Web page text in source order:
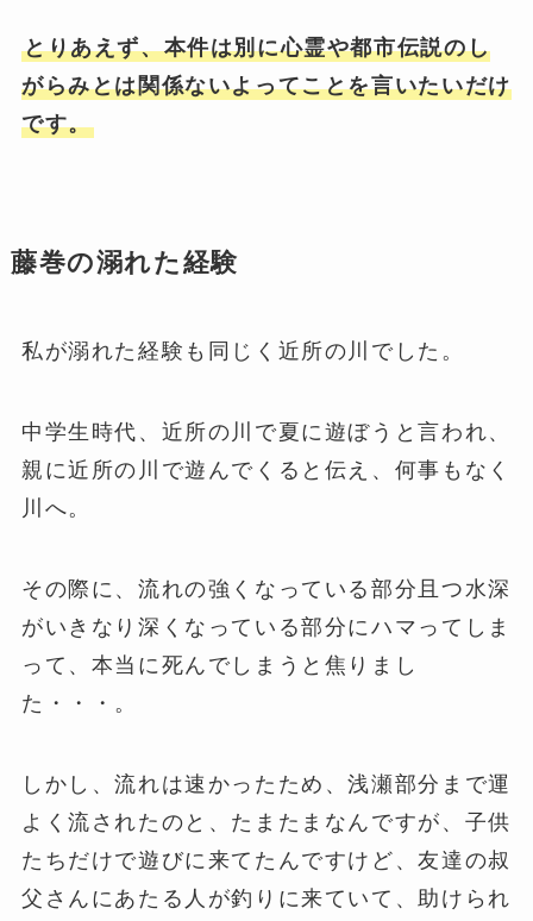
とりあえず、本件は別に心霊や都市伝説のし
がらみとは関係ないよってことを言いたいだけ
です。
藤巻の溺れた経験
私が溺れた経験も同じく近所の川でした。
中学生時代、近所の川で夏に遊ぼうと言われ、
親に近所の川で遊んでくると伝え、何事もなく
川へ。
その際に、流れの強くなっている部分且つ水深
がいきなり深くなっている部分にハマってしま
って、本当に死んでしまうと焦りまし
た・・・。
しかし、流れは速かったため、浅瀬部分まで運
よく流されたのと、たまたまなんですが、子供
たちだけで遊びに来てたんですけど、友達の叔
父さんにあたる人が釣りに来ていて、助けられ